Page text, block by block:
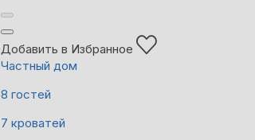
Добавить в Избранное
Частный дом
8 гостей
7 кроватей